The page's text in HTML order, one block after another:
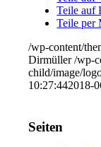
Teile auf
Teile per
/wp-content/
Dirmüller /wp-
child/image/
10:27:442018-
Seiten